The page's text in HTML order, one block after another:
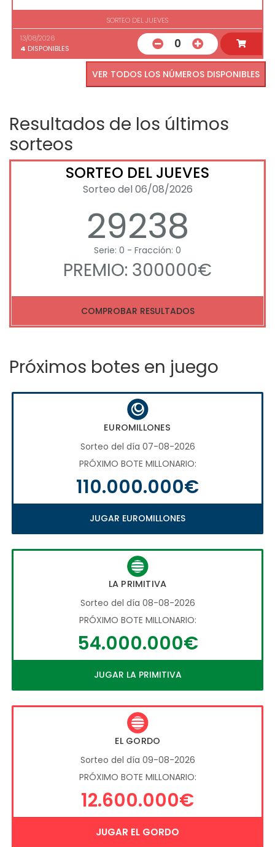
SORTEO DEL JUEVES
13/08/2026
4 DISPONIBLES 0
VER TODOS LOS NÚMEROS DISPONIBLES
Resultados de los últimos
sorteos
SORTEO DEL JUEVES
Sorteo del 06/08/2026
29238
Serie: 0 - Fracción: 0
PREMIO: 300000€
COMPROBAR RESULTADOS
Próximos botes en juego
EUROMILLONES
Sorteo del día 07-08-2026
PRÓXIMO BOTE MILLONARIO:
110.000.000€
JUGAR EUROMILLONES
LA PRIMITIVA
Sorteo del día 08-08-2026
PRÓXIMO BOTE MILLONARIO:
54.000.000€
JUGAR LA PRIMITIVA
EL GORDO
Sorteo del día 09-08-2026
PRÓXIMO BOTE MILLONARIO:
12.600.000€
JUGAR EL GORDO